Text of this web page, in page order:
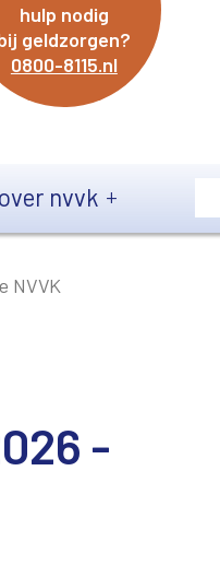
hulp nodig
geldzorgen?
0800-8115.nl
over nvvk
NVVK
-